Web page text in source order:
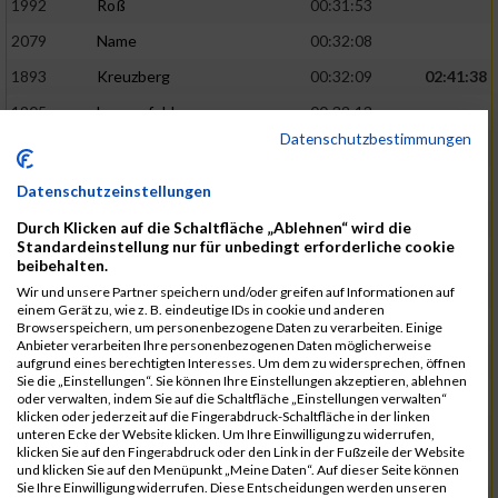
1992 Roß
00:31:53
2079
Name
00:32:08
1893
Kreuzberg 00:32:09
02:41:38
1905
Langenfeld
00:32:13
2120
00:32:22
1787
Friedrich
1794
Gamisch
00:32:27
2046
Sorger 00:32:30
02:42:48
2047
Sorger
00:32:30
2051
Stephan
00:32:31
2065
Thome
00:32:35
1719
Barth
00:32:42
2116
Koch 00:32:45
02:44:32
1937
Meyer
00:32:49
Datenschutzbestimmungen
Datenschutzeinstellungen
Durch Klicken auf die Schaltfläche „Ablehnen“ wird die
Standardeinstellung nur für unbedingt erforderliche cookie
beibehalten.
Wir und unsere Partner speichern und/oder greifen auf Informationen auf
einem Gerät zu, wie z. B. eindeutige IDs in cookie und anderen
Browserspeichern, um personenbezogene Daten zu verarbeiten. Einige
Anbieter verarbeiten Ihre personenbezogenen Daten möglicherweise
aufgrund eines berechtigten Interesses. Um dem zu widersprechen, öffnen
Sie die „Einstellungen“. Sie können Ihre Einstellungen akzeptieren, ablehnen
oder verwalten, indem Sie auf die Schaltfläche „Einstellungen verwalten“
klicken oder jederzeit auf die Fingerabdruck-Schaltfläche in der linken
unteren Ecke der Website klicken. Um Ihre Einwilligung zu widerrufen,
klicken Sie auf den Fingerabdruck oder den Link in der Fußzeile der Website
und klicken Sie auf den Menüpunkt „Meine Daten“. Auf dieser Seite können
Sie Ihre Einwilligung widerrufen. Diese Entscheidungen werden unseren